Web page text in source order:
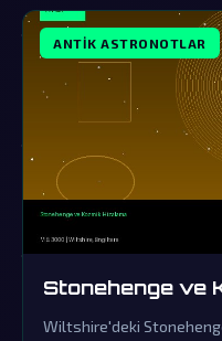
ANTIK ASTRONOTLAR
Stonehenge ve
Wiltshire'deki